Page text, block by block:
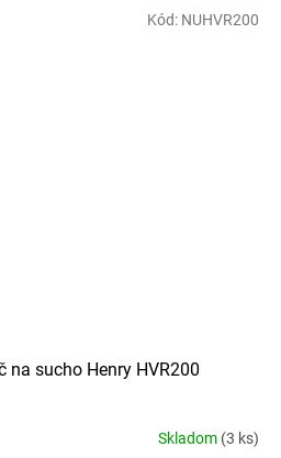
na sucho Henry HVR200
Skladom (3 ks)
Kód: NUHVR200